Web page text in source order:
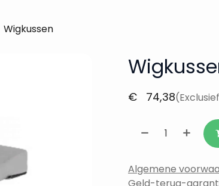
Wigkussen
€ 74,38
Algemene
Geld-terug-